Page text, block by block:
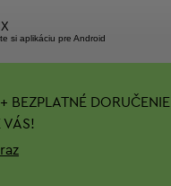
si aplikáciu pre Android
BEZPLATNÉ DORUČENIE
VÁS!